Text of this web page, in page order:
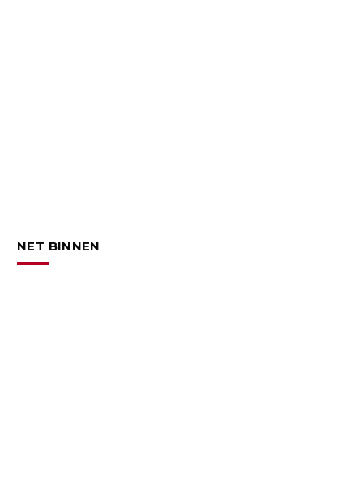
NET BINNEN